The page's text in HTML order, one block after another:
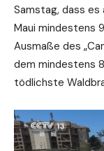
Samstag, dass es
Maui mindestens
Ausmaße des
dem mindestens
tödlichste